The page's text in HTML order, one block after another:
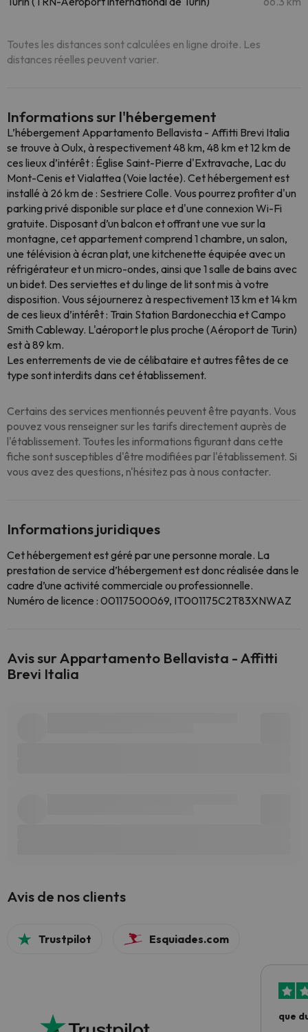
Toutes les distances sont calculées en ligne droite. Les
distances réelles peuvent varier.
Informations sur l'hébergement
L’hébergement Appartamento Bellavista - Affitti Brevi Italia
se trouve à Oulx, à respectivement 48 km, 48 km et 12 km de
ces lieux d’intérêt : Église Saint-Pierre d'Extravache, Lac du
Mont-Cenis et Vialattea (Voie lactée). Cet hébergement est
installé à 26 km de : Sestriere Colle. Vous pourrez profiter d'un
parking privé disponible sur place et d'une connexion Wi-Fi
gratuite. Disposant d’un balcon et offrant une vue sur la
montagne, cet appartement comprend 1 chambre, un salon,
une télévision à écran plat, une kitchenette équipée avec un
réfrigérateur et un micro-ondes, ainsi que 1 salle de bains avec
un bidet. Des serviettes et du linge de lit sont mis à votre
disposition. Vous séjournerez à respectivement 13 km et 14 km
de ces lieux d’intérêt : Train Station Bardonecchia et Campo
Smith Cableway. L'aéroport le plus proche (Aéroport de Turin)
est à 89 km.
Les enterrements de vie de célibataire et autres fêtes de ce
type sont interdits dans cet établissement.
Certains des services mentionnés peuvent être payants. Vous
pouvez vous renseigner sur les tarifs directement auprès de
l'établissement. Toutes les informations figurant dans cette
fiche sont susceptibles d'être modifiées par l'établissement. Si
vous avez des questions, n'hésitez pas à nous contacter.
Informations juridiques
Cet hébergement est géré par une personne morale. La
prestation de service d’hébergement est donc réalisée dans le
cadre d’une activité commerciale ou professionnelle.
Numéro de licence : 00117500069, IT001175C2T83XNWAZ
Avis sur Appartamento Bellavista - Affitti
Brevi Italia
Avis de nos clients
Trustpilot Esquiades.com
que